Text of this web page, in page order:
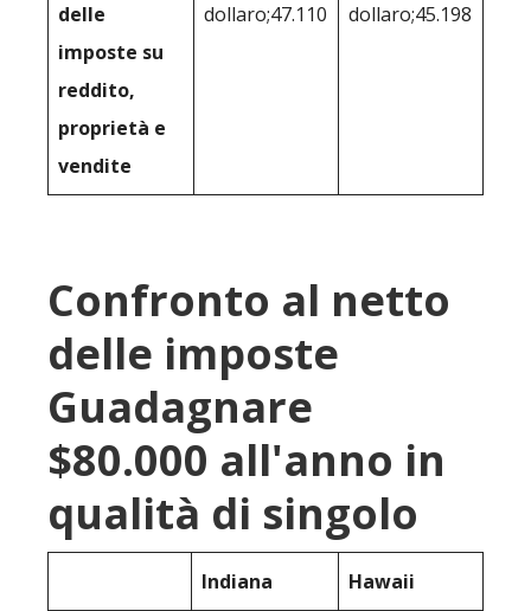
delle
imposte su
reddito,
proprietà e
vendite
dollaro;47.110 dollaro;45.198
Confronto al netto
delle imposte
Guadagnare
$80.000 all'anno in
qualità di singolo
Indiana Hawaii